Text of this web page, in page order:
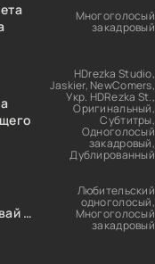
Многоголосый
закадровый
HDrezka Studio,
Jaskier, NewComers,
Укр. HDRezka St.,
Оригинальный,
Субтитры,
Одноголосый
закадровый,
Дублированный
ни
Любительский
одноголосый,
Многоголосый
закадровый